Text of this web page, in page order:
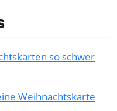
so schwer
Weihnachtskarte